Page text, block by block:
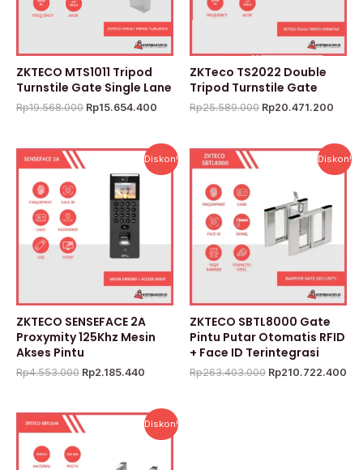
ZKTECO MTS1011 Tripod
Turnstile Gate Single Lane
Rp19.568.000 Rp15.654.400
ZKTeco TS2022 Double
Tripod Turnstile Gate
Rp25.589.000 Rp20.471.200
Diskon!
ZKTECO SENSEFACE 2A
Proxymity 125Khz Mesin
Akses Pintu
Rp4.553.000
Harga
aslinya
adalah:
Rp4.553.000.
Rp2.185.440
Harga
saat
Rp2.185.440.
Diskon!
ZKTECO SBTL8000 Gate
Pintu Putar Otomatis RFID
+ Face ID Terintegrasi
Rp263.403.000
Harga
Rp263.403.000.
Rp210.722.400
Diskon!
Harga
Harga
saat
ini